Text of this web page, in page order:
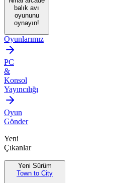
balık avı
oyununu
oynayın!
Oyunlarımız
PC
&
Konsol
Yayıncılığı
Oyun
Gönder
Yeni
Çıkanlar
Yeni Sürüm
Town to City